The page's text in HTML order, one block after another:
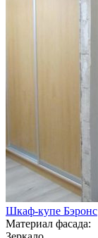
Шкаф-купе Бэронс
Материал фасада: